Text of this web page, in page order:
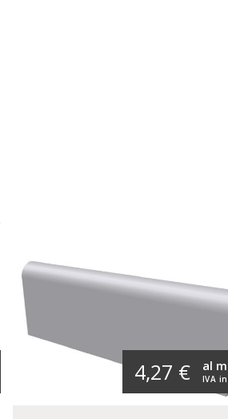
4,27 € IVA
al